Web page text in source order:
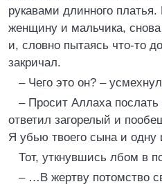
рукавами длинного
женщину и мальчика,
и, словно пытаясь что-то
закричал.
– Чего это он? –
– Просит Аллаха
ответил загорелый и
Я убью твоего сына и одну
Тот, уткнувшись лбом в
– …В жертву потомство